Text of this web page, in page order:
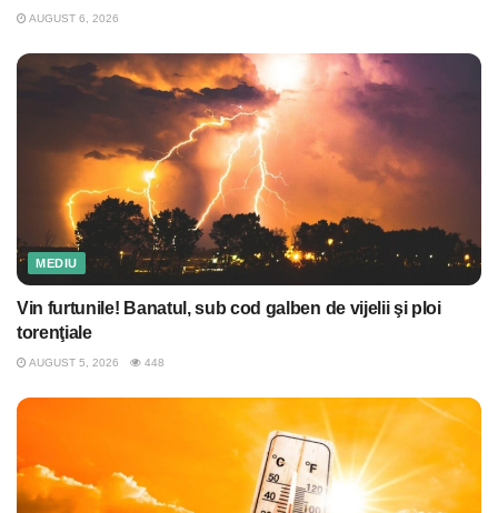
AUGUST 6, 2026
MEDIU
Vin furtunile! Banatul, sub cod galben de vijelii şi ploi
torenţiale
AUGUST 5, 2026 448